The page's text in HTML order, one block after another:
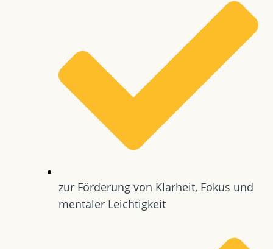
zur Förderung von Klarheit, Fokus und
mentaler Leichtigkeit